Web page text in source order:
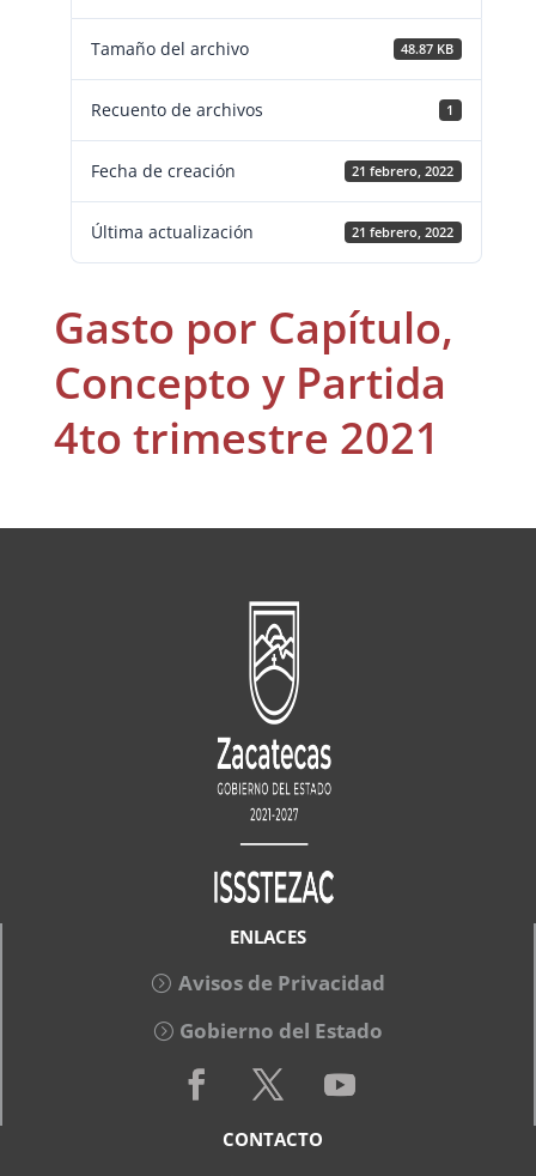
Tamaño del archivo 48.87 KB
Recuento de archivos 1
Fecha de creación 21 febrero, 2022
Última actualización 21 febrero, 2022
Gasto por Capítulo,
Concepto y Partida
4to trimestre 2021
ENLACES
Avisos de Privacidad
Gobierno del Estado
CONTACTO